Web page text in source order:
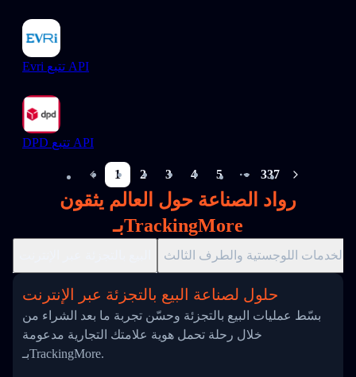
Evri تتبع API
DPD تتبع API
1 2 3 4 5
More pages
337
رواد الصناعة حول العالم يثقون
بـTrackingMore
الخدمات اللوجستية والطرف الثالث
حلول لصناعة البيع بالتجزئة عبر الإنترنت
بسّط عمليات البيع بالتجزئة وحسّن تجربة ما بعد الشراء من
خلال رحلة تحمل هوية علامتك التجارية مدعومة
بـTrackingMore.